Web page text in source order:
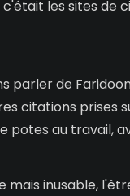
les sites de
parler de
citations prises
au travail,
mais inusable,